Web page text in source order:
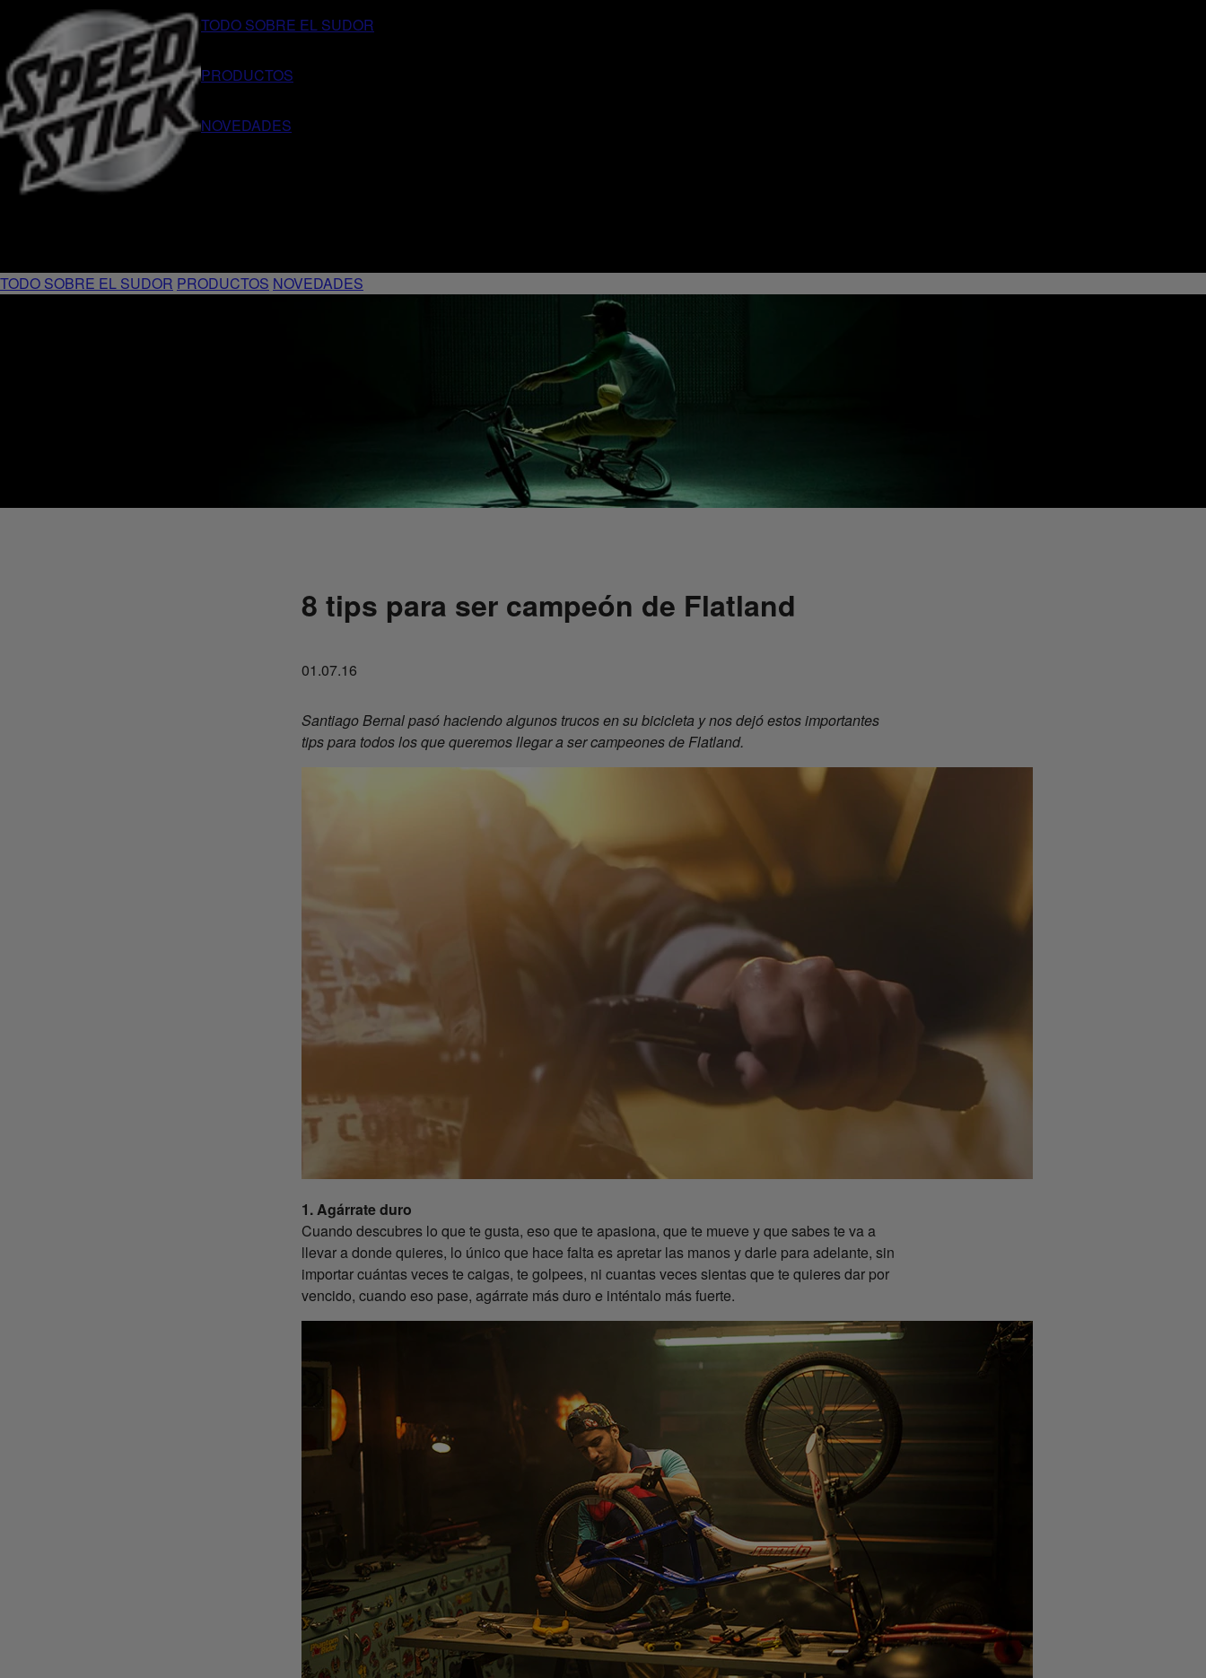
TODO SOBRE EL SUDOR
PRODUCTOS
NOVEDADES
TODO SOBRE EL SUDOR PRODUCTOS NOVEDADES
8 tips para ser campeón de Flatland
01.07.16
Santiago Bernal pasó haciendo algunos trucos en su bicicleta y nos dejó estos importantes
tips para todos los que queremos llegar a ser campeones de Flatland.
1. Agárrate duro
Cuando descubres lo que te gusta, eso que te apasiona, que te mueve y que sabes te va a
llevar a donde quieres, lo único que hace falta es apretar las manos y darle para adelante, sin
importar cuántas veces te caigas, te golpees, ni cuantas veces sientas que te quieres dar por
vencido, cuando eso pase, agárrate más duro e inténtalo más fuerte.